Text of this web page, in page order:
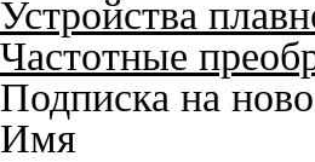
Устройства
Частотные
Подписка на
Имя